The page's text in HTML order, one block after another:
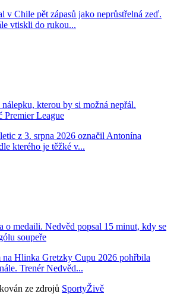
v Chile pět zápasů jako neprůstřelná zeď.
vtiskli do rukou...
kterou by si možná nepřál.
Premier League
z 3. srpna 2026 označil Antonína
kterého je těžké v...
o medaili. Nedvěd popsal 15 minut, kdy se
soupeře
na Hlinka Gretzky Cupu 2026 pohřbila
Trenér Nedvěd...
ze zdrojů SportyŽivě